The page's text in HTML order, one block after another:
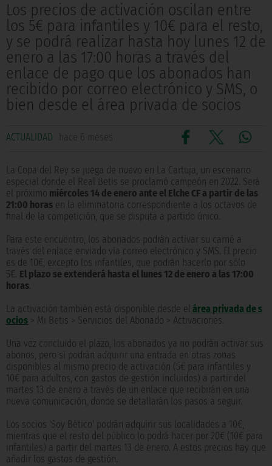
Los precios de activación oscilan entre
los 5€ para infantiles y 10€ para el resto,
y se podrá realizar hasta hoy lunes 12 de
enero a las 17:00 horas a través del
enlace de pago que los abonados han
recibido por correo electrónico y SMS, o
bien desde el área privada de socios
ACTUALIDAD hace 6 meses
La Copa del Rey se juega de nuevo en La Cartuja, un escenario
especial donde el Real Betis se proclamó campeón en 2022. Será
el próximo miércoles 14 de enero ante el Elche CF a partir de las
21:00 horas en la eliminatoria correspondiente a los octavos de
final de la competición, que se disputa a partido único.
Para este encuentro, los abonados podrán activar su carné a
través del enlace enviado vía correo electrónico y SMS. El precio
es de 10€, excepto los infantiles, que podrán hacerlo por sólo
5€. El plazo se extenderá hasta el lunes 12 de enero a las 17:00
horas.
La activación también está disponible desde el área privada de s
ocios > Mi Betis > Servicios del Abonado > Activaciones.
Una vez concluido el plazo, los abonados ya no podrán activar sus
abonos, pero sí podrán adquirir una entrada en otras zonas
disponibles al mismo precio de activación (5€ para infantiles y
10€ para adultos, con gastos de gestión incluidos) a partir del
martes 13 de enero a través de un enlace que recibirán en una
nueva comunicación, donde se detallarán los pasos a seguir.
Los socios 'Soy Bético' podrán adquirir sus localidades a 10€,
mientras que el resto del público lo podrá hacer por 20€ (10€ para
infantiles) a partir del martes 13 de enero. A estos precios hay que
añadir los gastos de gestión.